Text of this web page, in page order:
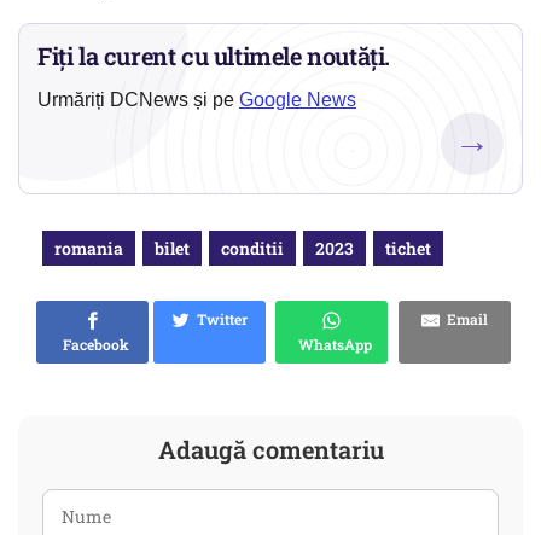
Fiți la curent cu ultimele noutăți.
Urmăriți DCNews și pe Google News
→
romania bilet conditii 2023 tichet
Facebook
Twitter
WhatsApp
Email
Adaugă comentariu